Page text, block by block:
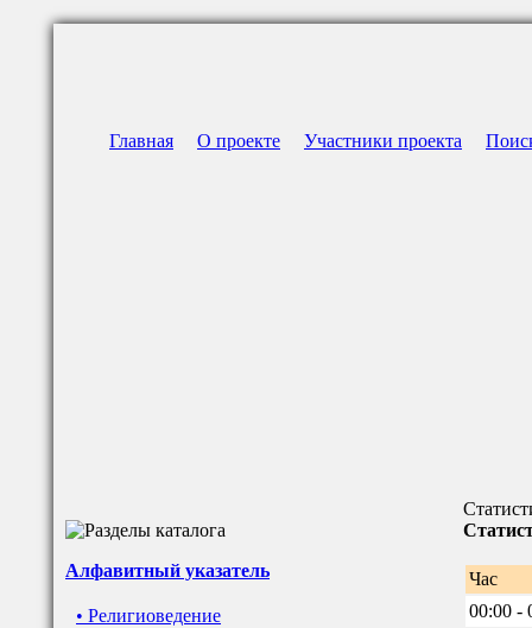
Главная О проекте Участники проекта
Алфавитный указатель
• Религиоведение
Час
00:00 -